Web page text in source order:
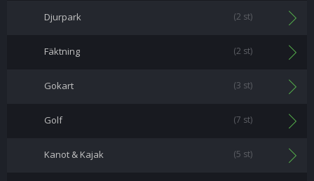
Djurpark (2 st)
Fäktning (2 st)
Gokart (3 st)
Golf (7 st)
Kanot & Kajak (5 st)